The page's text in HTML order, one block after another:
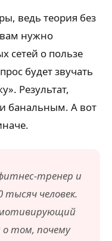
ведь теория без
нужно
сетей о пользе
будет звучать
Результат,
банальным. А вот
тренер и
тысяч человек.
о том, почему